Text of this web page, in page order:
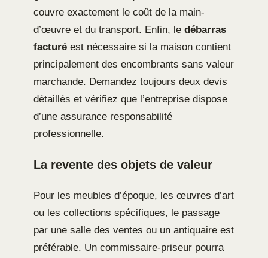
couvre exactement le coût de la main-
d’œuvre et du transport. Enfin, le débarras
facturé est nécessaire si la maison contient
principalement des encombrants sans valeur
marchande. Demandez toujours deux devis
détaillés et vérifiez que l’entreprise dispose
d’une assurance responsabilité
professionnelle.
La revente des objets de valeur
Pour les meubles d’époque, les œuvres d’art
ou les collections spécifiques, le passage
par une salle des ventes ou un antiquaire est
préférable. Un commissaire-priseur pourra